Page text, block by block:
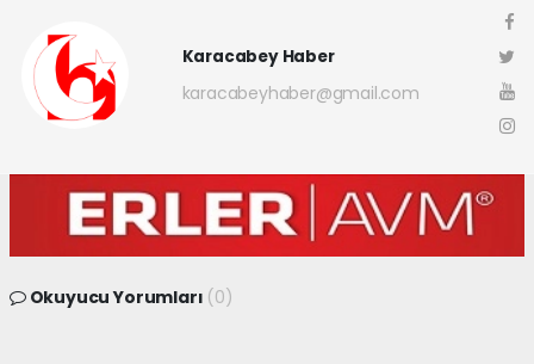
Karacabey Haber
karacabeyhaber@gmail.com
Okuyucu Yorumları (0)